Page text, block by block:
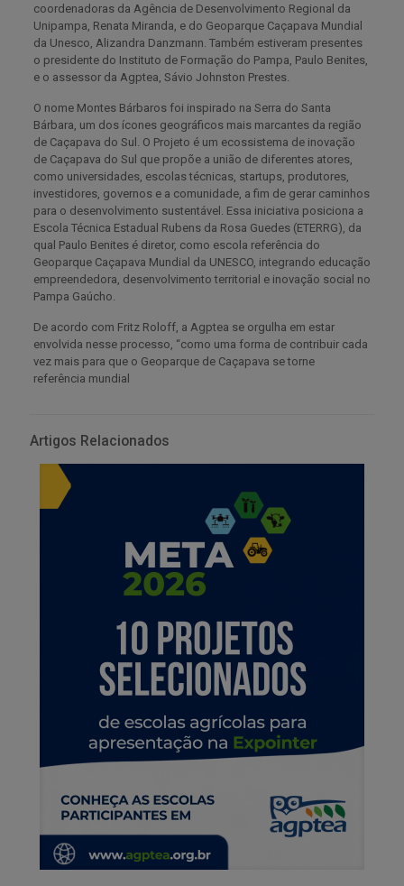
coordenadoras da Agência de Desenvolvimento Regional da
Unipampa, Renata Miranda, e do Geoparque Caçapava Mundial
da Unesco, Alizandra Danzmann. Também estiveram presentes
o presidente do Instituto de Formação do Pampa, Paulo Benites,
e o assessor da Agptea, Sávio Johnston Prestes.
O nome Montes Bárbaros foi inspirado na Serra do Santa
Bárbara, um dos ícones geográficos mais marcantes da região
de Caçapava do Sul. O Projeto é um ecossistema de inovação
de Caçapava do Sul que propõe a união de diferentes atores,
como universidades, escolas técnicas, startups, produtores,
investidores, governos e a comunidade, a fim de gerar caminhos
para o desenvolvimento sustentável. Essa iniciativa posiciona a
Escola Técnica Estadual Rubens da Rosa Guedes (ETERRG), da
qual Paulo Benites é diretor, como escola referência do
Geoparque Caçapava Mundial da UNESCO, integrando educação
empreendedora, desenvolvimento territorial e inovação social no
Pampa Gaúcho.
De acordo com Fritz Roloff, a Agptea se orgulha em estar
envolvida nesse processo, “como uma forma de contribuir cada
vez mais para que o Geoparque de Caçapava se torne
referência mundial
Artigos Relacionados